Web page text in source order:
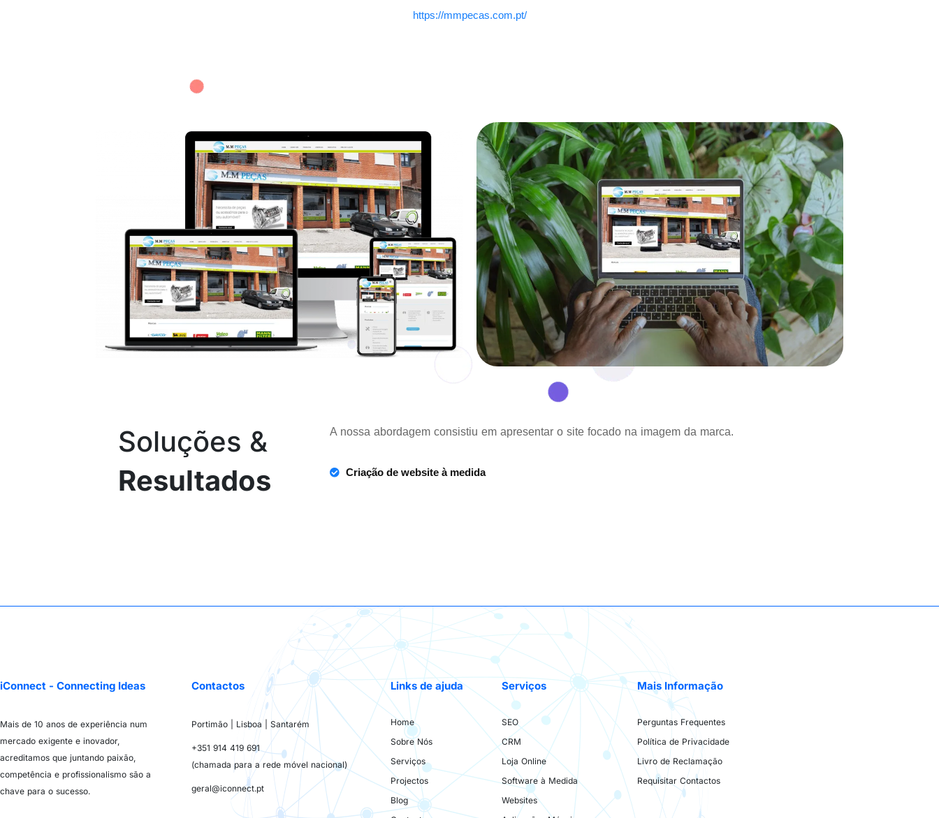
https://mmpecas.com.pt/
Soluções &
Resultados
A nossa abordagem consistiu em apresentar o site focado na imagem da marca.
Criação de website à medida
iConnect - Connecting Ideas
Mais de 10 anos de experiência num
mercado exigente e inovador,
acreditamos que juntando paixão,
competência e profissionalismo são a
chave para o sucesso.
Contactos
Portimão | Lisboa | Santarém
+351 914 419 691
(chamada para a rede móvel nacional)
geral@iconnect.pt
Links de ajuda
Home
Sobre Nós
Serviços
Projectos
Blog
Serviços
SEO
CRM
Loja Online
Software à Medida
Websites
Mais Informação
Perguntas Frequentes
Política de Privacidade
Livro de Reclamação
Requisitar Contactos